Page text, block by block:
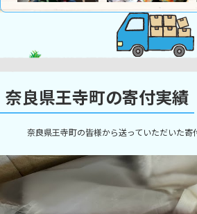
奈良県王寺町の寄付実績
奈良県王寺町の皆様から送っていただいた寄